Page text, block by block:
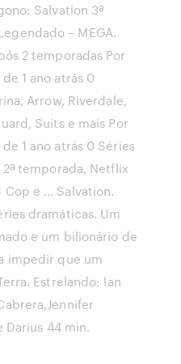
Salvation 3ª
– MEGA.
2 temporadas Por
1 ano atrás 0
Arrow, Riverdale,
Suits e mais Por
1 ano atrás 0 Séries
2ª temporada, Netflix
Cop e … Salvation.
dramáticas. Um
e um bilionário de
impedir que um
Estrelando: Ian
Darius 44 min.